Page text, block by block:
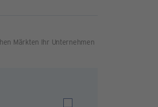
Märkten Ihr Unternehmen